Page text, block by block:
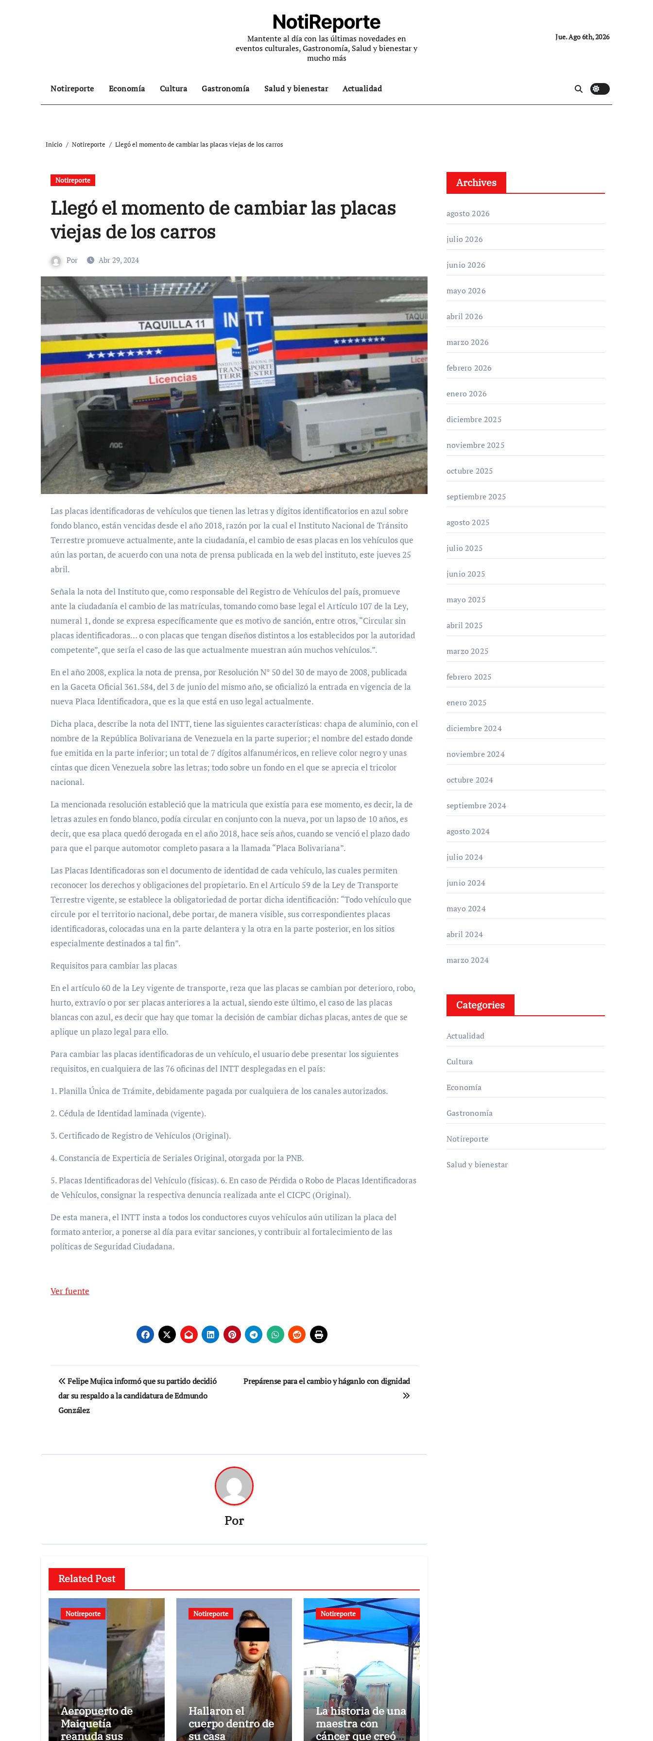
NotiReporte
Mantente al día con las últimas novedades en
eventos culturales, Gastronomía, Salud y bienestar y
mucho más
Jue. Ago 6th, 2026
Notireporte Economía Cultura Gastronomía Salud y bienestar Actualidad
Inicio Notireporte Llegó el momento de cambiar las placas viejas de los carros
Notireporte
Llegó el momento de cambiar las placas
viejas de los carros
Por Abr 29, 2024
Las placas identificadoras de vehículos que tienen las letras y dígitos identificatorios en azul sobre
fondo blanco, están vencidas desde el año 2018, razón por la cual el Instituto Nacional de Tránsito
Terrestre promueve actualmente, ante la ciudadanía, el cambio de esas placas en los vehículos que
aún las portan, de acuerdo con una nota de prensa publicada en la web del instituto, este jueves 25
abril.
Señala la nota del Instituto que, como responsable del Registro de Vehículos del país, promueve
ante la ciudadanía el cambio de las matrículas, tomando como base legal el Artículo 107 de la Ley,
numeral 1, donde se expresa específicamente que es motivo de sanción, entre otros, “Circular sin
placas identificadoras… o con placas que tengan diseños distintos a los establecidos por la autoridad
competente”, que sería el caso de las que actualmente muestran aún muchos vehículos.”.
En el año 2008, explica la nota de prensa, por Resolución N° 50 del 30 de mayo de 2008, publicada
en la Gaceta Oficial 361.584, del 3 de junio del mismo año, se oficializó la entrada en vigencia de la
nueva Placa Identificadora, que es la que está en uso legal actualmente.
Dicha placa, describe la nota del INTT, tiene las siguientes características: chapa de aluminio, con el
nombre de la República Bolivariana de Venezuela en la parte superior; el nombre del estado donde
fue emitida en la parte inferior; un total de 7 dígitos alfanuméricos, en relieve color negro y unas
cintas que dicen Venezuela sobre las letras; todo sobre un fondo en el que se aprecia el tricolor
nacional.
La mencionada resolución estableció que la matricula que existía para ese momento, es decir, la de
letras azules en fondo blanco, podía circular en conjunto con la nueva, por un lapso de 10 años, es
decir, que esa placa quedó derogada en el año 2018, hace seis años, cuando se venció el plazo dado
para que el parque automotor completo pasara a la llamada “Placa Bolivariana”.
Las Placas Identificadoras son el documento de identidad de cada vehículo, las cuales permiten
reconocer los derechos y obligaciones del propietario. En el Artículo 59 de la Ley de Transporte
Terrestre vigente, se establece la obligatoriedad de portar dicha identificación: “Todo vehículo que
circule por el territorio nacional, debe portar, de manera visible, sus correspondientes placas
identificadoras, colocadas una en la parte delantera y la otra en la parte posterior, en los sitios
especialmente destinados a tal fin”.
Requisitos para cambiar las placas
En el artículo 60 de la Ley vigente de transporte, reza que las placas se cambian por deterioro, robo,
hurto, extravío o por ser placas anteriores a la actual, siendo este último, el caso de las placas
blancas con azul, es decir que hay que tomar la decisión de cambiar dichas placas, antes de que se
aplique un plazo legal para ello.
Para cambiar las placas identificadoras de un vehículo, el usuario debe presentar los siguientes
requisitos, en cualquiera de las 76 oficinas del INTT desplegadas en el país:
1. Planilla Única de Trámite, debidamente pagada por cualquiera de los canales autorizados.
2. Cédula de Identidad laminada (vigente).
3. Certificado de Registro de Vehículos (Original).
4. Constancia de Experticia de Seriales Original, otorgada por la PNB.
5. Placas Identificadoras del Vehículo (físicas). 6. En caso de Pérdida o Robo de Placas Identificadoras
de Vehículos, consignar la respectiva denuncia realizada ante el CICPC (Original).
De esta manera, el INTT insta a todos los conductores cuyos vehículos aún utilizan la placa del
formato anterior, a ponerse al día para evitar sanciones, y contribuir al fortalecimiento de las
políticas de Seguridad Ciudadana.
Ver fuente
Navegación
de
entradas
Felipe Mujica informó que su partido decidió
dar su respaldo a la candidatura de Edmundo
González
Prepárense para el cambio y háganlo con dignidad
Por
Related Post
Notireporte
Aeropuerto de
Maiquetía
reanuda sus
Notireporte
Hallaron el
cuerpo dentro de
su casa
Notireporte
La historia de una
maestra con
cáncer que creó
Archives
agosto 2026
julio 2026
junio 2026
mayo 2026
abril 2026
marzo 2026
febrero 2026
enero 2026
diciembre 2025
noviembre 2025
octubre 2025
septiembre 2025
agosto 2025
julio 2025
junio 2025
mayo 2025
abril 2025
marzo 2025
febrero 2025
enero 2025
diciembre 2024
noviembre 2024
octubre 2024
septiembre 2024
agosto 2024
julio 2024
junio 2024
mayo 2024
abril 2024
marzo 2024
Categories
Actualidad
Cultura
Economía
Gastronomía
Notireporte
Salud y bienestar